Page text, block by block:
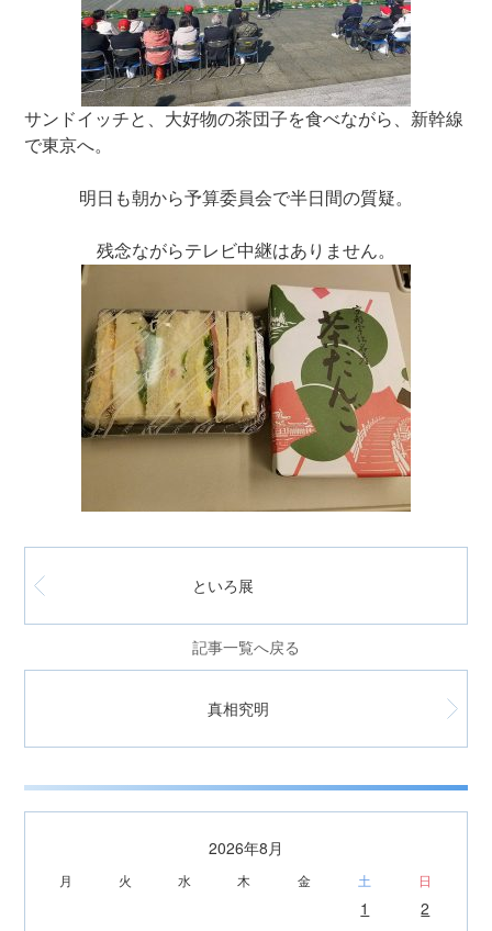
サンドイッチと、大好物の茶団子を食べながら、新幹線
で東京へ。
明日も朝から予算委員会で半日間の質疑。
残念ながらテレビ中継はありません。
といろ展
記事一覧へ戻る
真相究明
2026年8月
月 火 水 木 金 土 日
1
2